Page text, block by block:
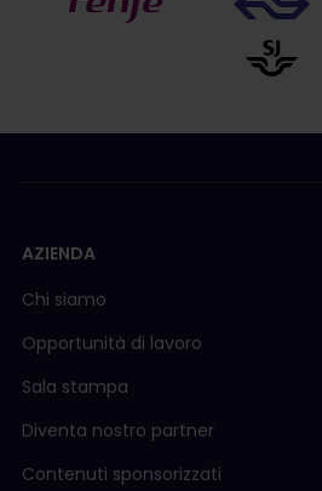
AZIENDA
Chi siamo
Opportunità di lavoro
Sala stampa
Diventa nostro partner
Contenuti sponsorizzati